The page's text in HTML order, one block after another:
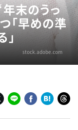
末のうっ
「早めの準
」
stock.adobe.com